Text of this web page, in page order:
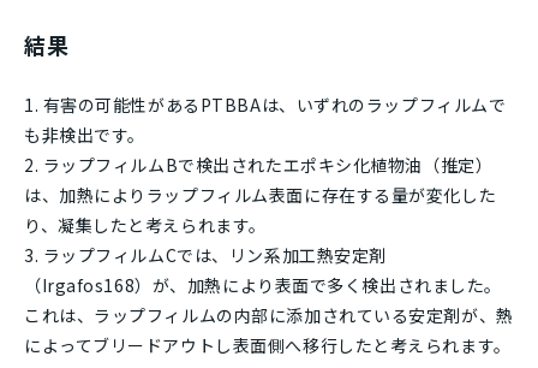
結果
有害の可能性があるPTBBAは、いずれのラップフィルムで
も非検出です。
ラップフィルムBで検出されたエポキシ化植物油（推定）
は、加熱によりラップフィルム表面に存在する量が変化した
り、凝集したと考えられます。
ラップフィルムCでは、リン系加工熱安定剤
（Irgafos168）が、加熱により表面で多く検出されました。
これは、ラップフィルムの内部に添加されている安定剤が、熱
によってブリードアウトし表面側へ移行したと考えられます。